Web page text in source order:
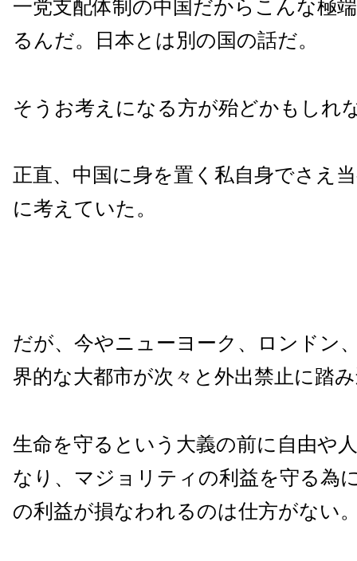
一党支配体制の中国だからこんな極
るんだ。日本とは別の国の話だ。
そうお考えになる方が殆どかもしれ
正直、中国に身を置く私自身でさえ
に考えていた。
だが、今やニューヨーク、ロンドン
界的な大都市が次々と外出禁止に踏
生命を守るという大義の前に自由や
なり、マジョリティの利益を守る為
の利益が損なわれるのは仕方がない